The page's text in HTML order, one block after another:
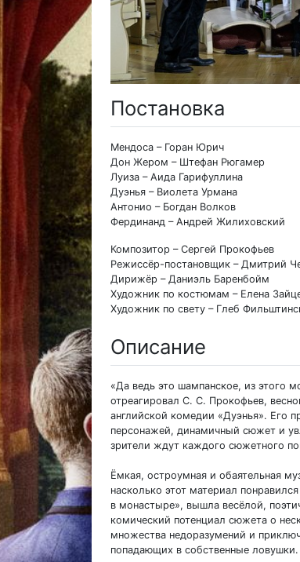
Постановка
Мендоса – Горан Юрич
Дон Жером – Штефан Рюгамер
Луиза – Аида Гарифуллина
Дуэнья – Виолета Урмана
Антонио – Богдан Волков
Фердинанд – Андрей Жилиховский
Композитор – Сергей Прокофьев
Режиссёр-постановщик – Дмитрий
Дирижёр – Даниэль Баренбойм
Художник по костюмам – Елена
Художник по свету – Глеб
Описание
«Да ведь это шампанское, из этого
отреагировал С. С. Прокофьев,
английской комедии «Дуэнья». Его
персонажей, динамичный сюжет и
зрители ждут каждого сюжетного
Ёмкая, остроумная и обаятельная
насколько этот материал
в монастыре», вышла весёлой,
комический потенциал сюжета о
множества недоразумений и
попадающих в собственные ловушки.